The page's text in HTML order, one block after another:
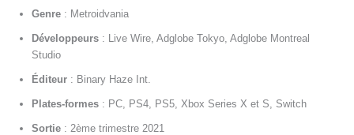
Genre : Metroidvania
Développeurs : Live Wire, Adglobe Tokyo, Adglobe Montreal
Studio
Éditeur : Binary Haze Int.
Plates-formes : PC, PS4, PS5, Xbox Series X et S, Switch
Sortie : 2ème trimestre 2021